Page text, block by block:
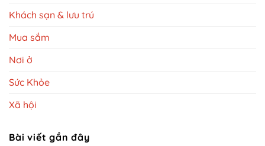
Khách sạn & lưu trú
Mua sắm
Nơi ở
Sức Khỏe
Xã hội
Bài viết gần đây